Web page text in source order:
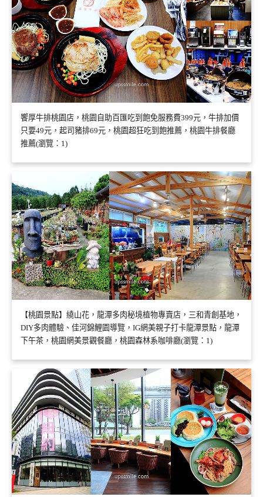
饗厚牛排桃園店，桃園自助百匯吃到飽免服務費399元，牛排加價
只要49元，起司豬排69元，桃園超狂吃到飽推薦，桃園牛排餐廳
推薦(瀏覽：1)
【桃園景點】繞山花，龍潭多肉秘境植物專賣店，三和青創基地，
DIY多肉體驗、佳河錦鯉園導覽，IG網美親子打卡龍潭景點，龍潭
下午茶，桃園網美景觀餐廳，桃園森林系咖啡廳(瀏覽：1)